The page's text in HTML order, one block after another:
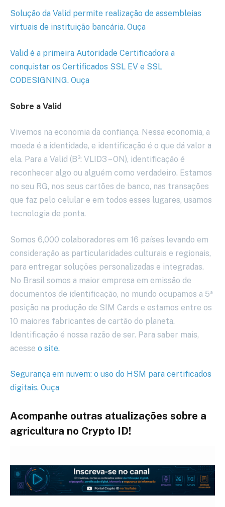
Solução da Valid permite realização de assembleias
virtuais de instituição bancária. Ouça
Valid é a primeira Autoridade Certificadora a
conquistar os Certificados SSL EV e SSL
CODESIGNING. Ouça
Sobre a Valid
Vivemos na economia da confiança. Nessa economia, a
moeda é a identidade, e identificação é o que dá valor a
ela. Para a Valid (B³: VLID3 – ON), identificação é
reconhecer algo ou alguém como verdadeiro. Estamos
no seu RG, nos seus cartões de banco, nas transações
que faz pelo celular e em todos esses lugares, usamos
tecnologia de ponta.
Somos 6,000 colaboradores em 16 países levando em
consideração as particularidades culturais e regionais,
para entregar soluções personalizadas e integradas.
No Brasil somos a maior empresa em emissão de
documentos de identificação, no mundo ocupamos a 5ª
posição na produção de SIM Cards e estamos entre os
10 maiores fabricantes de cartão do planeta.
Identificação é nossa razão de ser. Para saber mais,
acesse o site.
Segurança em nuvem: o uso do HSM para certificados
digitais. Ouça
Acompanhe outras atualizações sobre a
agricultura no Crypto ID!